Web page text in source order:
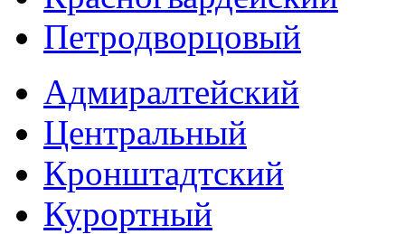
Петродворцовый
Адмиралтейский
Центральный
Кронштадтский
Курортный